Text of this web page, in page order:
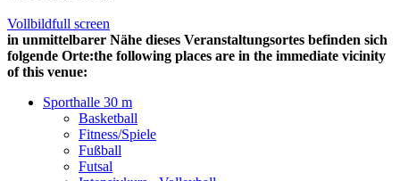
Vollbildfull screen
in unmittelbarer Nähe dieses Veranstaltungsortes befinden sich
folgende Orte:the following places are in the immediate vicinity
of this venue:
Sporthalle 30 m
Basketball
Fitness/Spiele
Fußball
Futsal